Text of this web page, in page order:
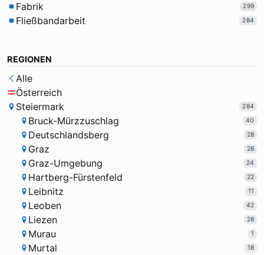
Fabrik 299
Fließbandarbeit 284
REGIONEN
Alle
Österreich
Steiermark
284
Bruck-Mürzzuschlag 40
Deutschlandsberg 28
Graz 28
Graz-Umgebung 24
Hartberg-Fürstenfeld 22
Leibnitz 11
Leoben 42
Liezen 28
Murau 1
Murtal 18